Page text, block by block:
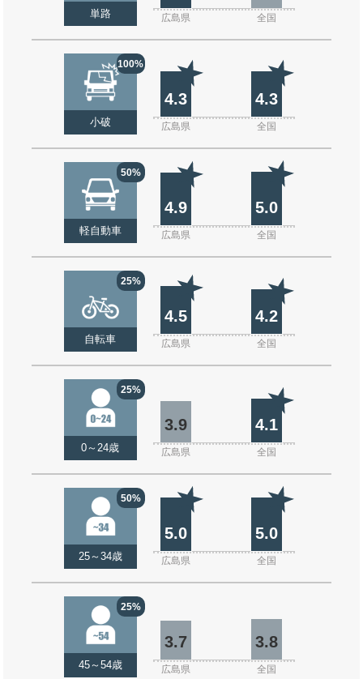
単路 広島県 全国
100%
小破
4.3 4.3
広島県 全国
50%
軽自動車
4.9 5.0
広島県 全国
25%
自転車
4.5 4.2
広島県 全国
25%
0～24歳
3.9 4.1
広島県 全国
50%
25～34歳
5.0 5.0
広島県 全国
25%
45～54歳
3.7 3.8
広島県 全国